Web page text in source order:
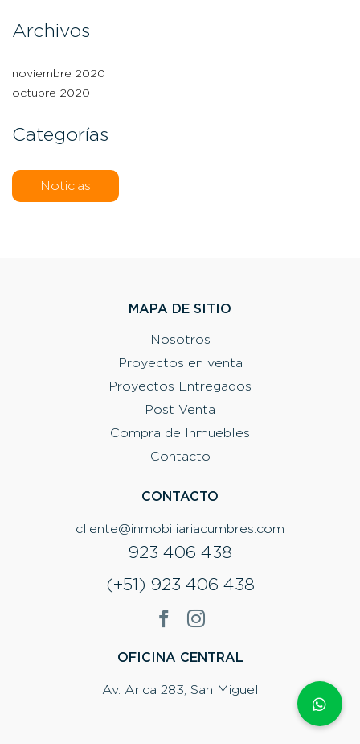
Archivos
noviembre 2020
octubre 2020
Categorías
Noticias
MAPA DE SITIO
Nosotros
Proyectos en venta
Proyectos Entregados
Post Venta
Compra de Inmuebles
Contacto
CONTACTO
cliente@inmobiliariacumbres.com
923 406 438
(+51) 923 406 438
OFICINA CENTRAL
Av. Arica 283, San Miguel